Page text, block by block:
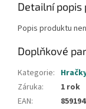
Detailní popis
Popis produktu
Doplňkové
Kategorie:
Záruka:
1 rok
EAN: